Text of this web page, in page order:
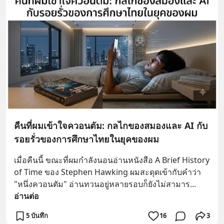
คืนที่ผมเข้าใจควอนตัม: กลไกของสมองและ AI กับ
รอยรั่วของการศึกษาไทยในยุคของผม
เมื่อคืนนี้ ขณะที่ผมกำลังนอนอ่านหนังสือ A Brief History
of Time ของ Stephen Hawking ผมสะดุดเข้ากับคำว่า
"หนึ่งควอนตัม" อ่านทวนอยู่หลายรอบก็ยังไม่สามาร
อ่านต่อ
5 บันทึก 16 3